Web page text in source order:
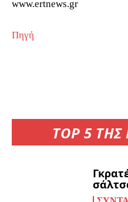
TOP 5
www.ertnews.gr
Πηγή